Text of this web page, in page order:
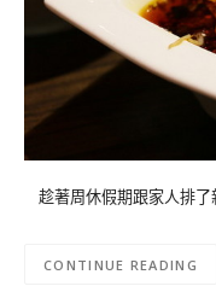
趁著周休假期跟家人排
CONTINUE READING